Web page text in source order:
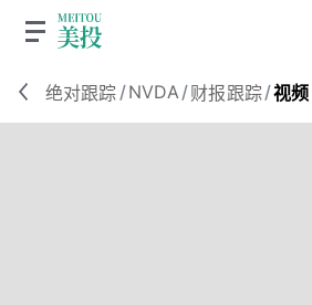
绝对跟踪 /NVDA/财报跟踪/视频